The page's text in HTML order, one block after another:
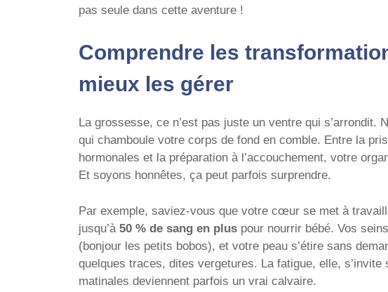
pas seule dans cette aventure !
Comprendre les
mieux les gérer
La grossesse, ce n’est pas juste un ventre qui s’arrondit.
qui chamboule votre corps de fond en comble. Entre la
hormonales et la préparation à l’accouchement, votre
Et soyons honnêtes, ça peut parfois surprendre.
Par exemple, saviez-vous que votre cœur se met à
jusqu’à 50 % de sang en plus pour nourrir bébé. Vos
(bonjour les petits bobos), et votre peau s’étire sans
quelques traces, dites vergetures. La fatigue, elle,
matinales deviennent parfois un vrai calvaire.